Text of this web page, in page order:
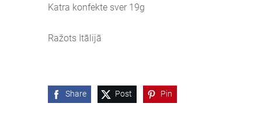
Katra konfekte sver 19g
Ražots Itālijā
Share Post Pin